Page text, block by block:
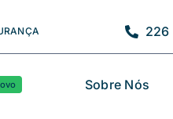
226
Sobre Nós